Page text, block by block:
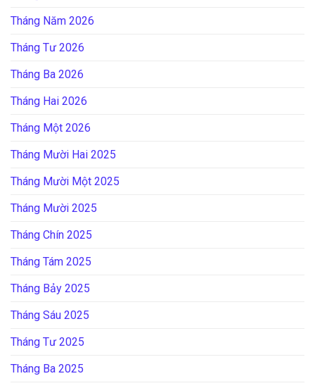
Tháng Năm 2026
Tháng Tư 2026
Tháng Ba 2026
Tháng Hai 2026
Tháng Một 2026
Tháng Mười Hai 2025
Tháng Mười Một 2025
Tháng Mười 2025
Tháng Chín 2025
Tháng Tám 2025
Tháng Bảy 2025
Tháng Sáu 2025
Tháng Tư 2025
Tháng Ba 2025